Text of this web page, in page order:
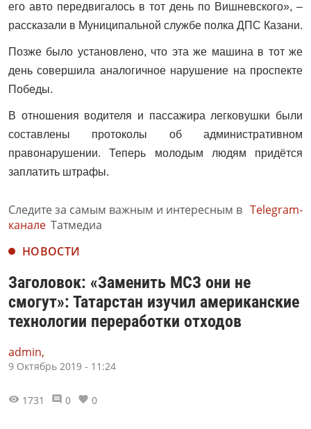
его авто передвигалось в тот день по Вишневского», –
рассказали в Муниципальной службе полка ДПС Казани.
Позже было установлено, что эта же машина в тот же
день совершила аналогичное нарушение на проспекте
Победы.
В отношения водителя и пассажира легковушки были
составлены протоколы об административном
правонарушении. Теперь молодым людям придётся
заплатить штрафы.
Следите за самым важным и интересным в Telegram-
канале Татмедиа
НОВОСТИ
Заголовок: «Заменить МСЗ они не
смогут»: Татарстан изучил американские
технологии переработки отходов
admin,
9 Октябрь 2019 - 11:24
1731 0 0